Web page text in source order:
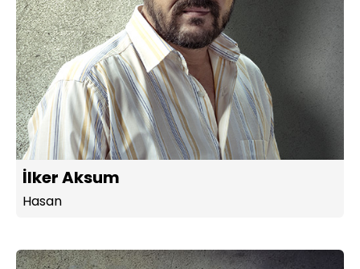
İlker Aksum
Hasan